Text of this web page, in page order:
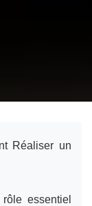
Réaliser un
essentiel